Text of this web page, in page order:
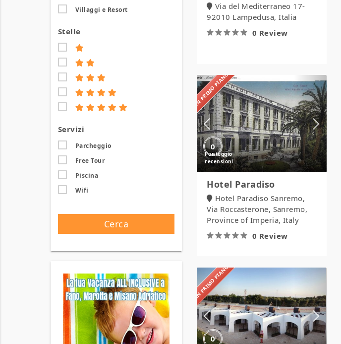
Villaggi e Resort
Stelle
Servizi
Parcheggio
Free Tour
Piscina
Wifi
Cerca
Via del Mediterraneo 17-
92010 Lampedusa, Italia
0 Review
IN PRIMO PIANO
0
Hotel
Paradiso
Hotel Paradiso
Hotel Paradiso Sanremo,
Via Roccasterone, Sanremo,
Province of Imperia, Italy
0 Review
IN PRIMO PIANO
0
La
Casarana
Resort
&
Spa